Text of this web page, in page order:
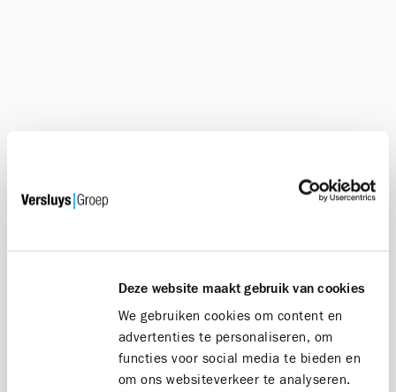
Deze website maakt gebruik van cookies
We gebruiken cookies om content en
advertenties te personaliseren, om
functies voor social media te bieden en
om ons websiteverkeer te analyseren.